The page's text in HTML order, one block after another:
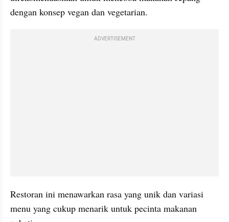
dengan konsep vegan dan vegetarian.
ADVERTISEMENT
Restoran ini menawarkan rasa yang unik dan variasi
menu yang cukup menarik untuk pecinta makanan